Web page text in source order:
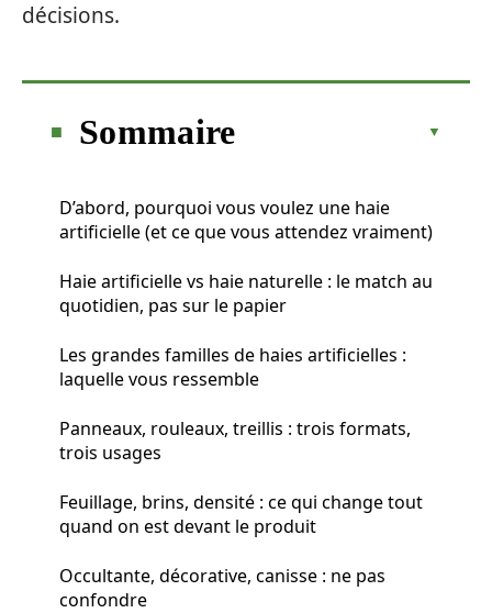
décisions.
Sommaire
D’abord, pourquoi vous voulez une haie
artificielle (et ce que vous attendez vraiment)
Haie artificielle vs haie naturelle : le match au
quotidien, pas sur le papier
Les grandes familles de haies artificielles :
laquelle vous ressemble
Panneaux, rouleaux, treillis : trois formats,
trois usages
Feuillage, brins, densité : ce qui change tout
quand on est devant le produit
Occultante, décorative, canisse : ne pas
confondre